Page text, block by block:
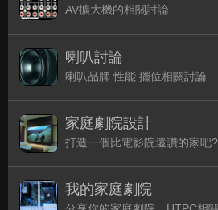
AV擴大機的相關討論
喇叭討論
喇叭品牌.性能.擺位相關討論
家庭劇院設計
打造一個比電影院還讚的家吧?
我的家庭劇院